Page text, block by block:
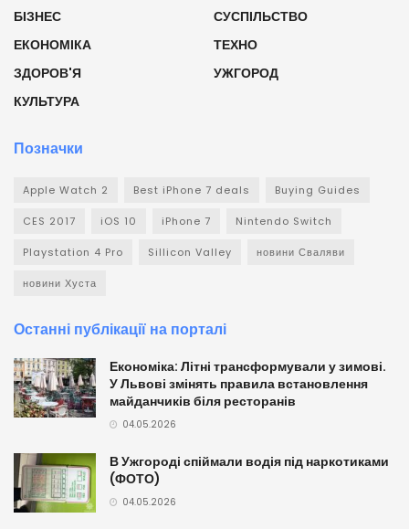
БІЗНЕС
ЕКОНОМІКА
ЗДОРОВ'Я
КУЛЬТУРА
СУСПІЛЬСТВО
ТЕХНО
УЖГОРОД
Позначки
Apple Watch 2 Best iPhone 7 deals Buying Guides
CES 2017 iOS 10 iPhone 7 Nintendo Switch
Playstation 4 Pro Sillicon Valley новини Сваляви
новини Хуста
Останні публікації на порталі
Економіка: Літні трансформували у зимові.
У Львові змінять правила встановлення
майданчиків біля ресторанів
04.05.2026
В Ужгороді спіймали водія під наркотиками
(ФОТО)
04.05.2026